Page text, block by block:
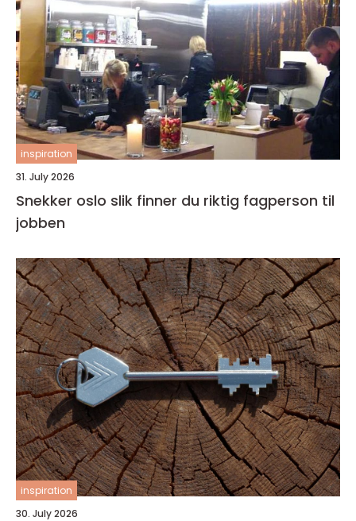
inspiration
31. July 2026
Snekker oslo slik finner du riktig fagperson til
jobben
inspiration
30. July 2026